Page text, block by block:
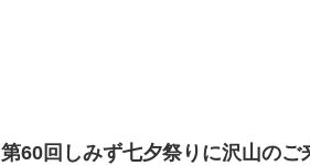
第60回しみず七夕祭りに沢山の